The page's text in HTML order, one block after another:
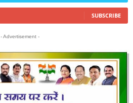
SUBSCRIBE
- Advertisement -